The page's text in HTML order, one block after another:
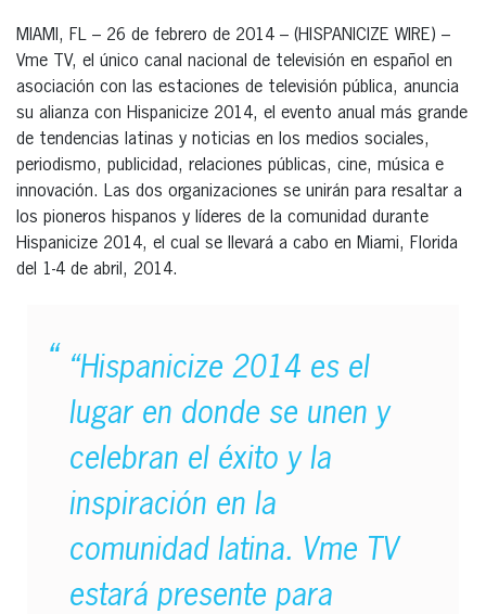
MIAMI, FL – 26 de febrero de 2014 – (HISPANICIZE WIRE) –
Vme TV, el único canal nacional de televisión en español en
asociación con las estaciones de televisión pública, anuncia
su alianza con Hispanicize 2014, el evento anual más grande
de tendencias latinas y noticias en los medios sociales,
periodismo, publicidad, relaciones públicas, cine, música e
innovación. Las dos organizaciones se unirán para resaltar a
los pioneros hispanos y líderes de la comunidad durante
Hispanicize 2014, el cual se llevará a cabo en Miami, Florida
del 1-4 de abril, 2014.
“Hispanicize 2014 es el
lugar en donde se unen y
celebran el éxito y la
inspiración en la
comunidad latina. Vme TV
estará presente para